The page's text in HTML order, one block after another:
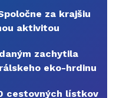
za krajšiu
aktivitou
zachytila
eko-hrdinu
cestovných lístkov